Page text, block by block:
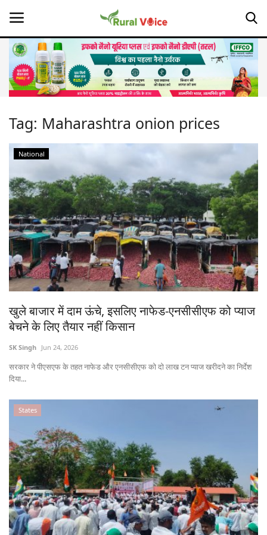
Home
About Us
Leadership Profiles
Opinion
Politics
Magazine
States
Events
Agribusiness
Agritech
Cooperatives
International
Rural Dialogue
Ground Report
Rural Connect
Tag: Maharashtra onion prices
National
खुले बाजार में दाम ऊंचे, इसलिए नाफेड-एनसीसीएफ को प्याज
बेचने के लिए तैयार नहीं किसान
SK Singh Jun 24, 2026
सरकार ने पीएसएफ के तहत नाफेड और एनसीसीएफ को दो लाख टन प्याज खरीदने का निर्देश
दिया...
States